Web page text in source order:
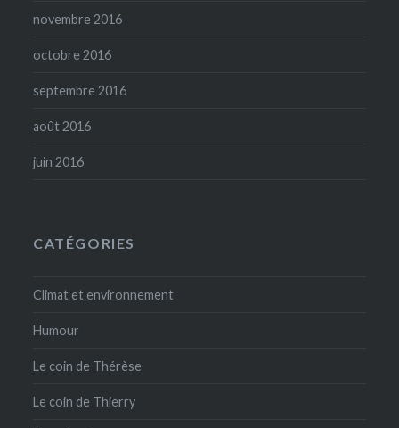
novembre 2016
octobre 2016
septembre 2016
août 2016
juin 2016
CATÉGORIES
Climat et environnement
Humour
Le coin de Thérèse
Le coin de Thierry